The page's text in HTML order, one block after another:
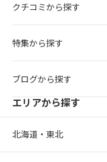
クチコミから探す
特集から探す
ブログから探す
エリアから探す
北海道・東北